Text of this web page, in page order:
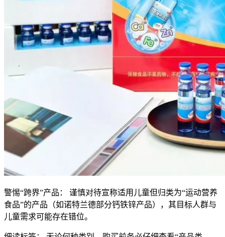
警惕“跨界”产品： 谨慎对待宣称适用儿童但归类为“运动营养
食品”的产品（如诺特兰德部分钙铁锌产品），其目标人群与
儿童需求可能存在错位。